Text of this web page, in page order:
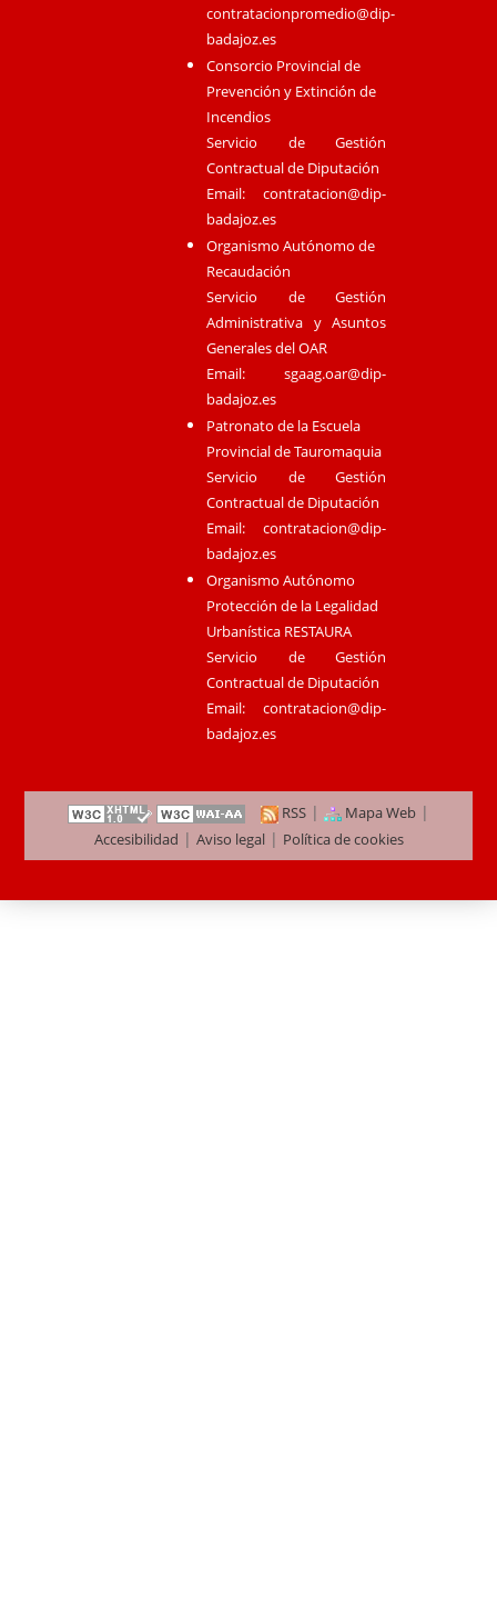
contratacionpromedio@dip-
badajoz.es
Consorcio Provincial de
Prevención y Extinción de
Incendios
Servicio de Gestión
Contractual de Diputación
Email:contratacion@dip-
badajoz.es
Organismo Autónomo de
Recaudación
Servicio de Gestión
Administrativa y Asuntos
Generales del OAR
Email:sgaag.oar@dip-
badajoz.es
Patronato de la Escuela
Provincial de Tauromaquia
Servicio de Gestión
Contractual de Diputación
Email:contratacion@dip-
badajoz.es
Organismo Autónomo
Protección de la Legalidad
Urbanística RESTAURA
Servicio de Gestión
Contractual de Diputación
Email:contratacion@dip-
badajoz.es
RSS | Mapa Web |
Accesibilidad | Aviso legal| Política de cookies